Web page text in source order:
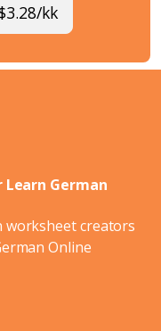
kk
Learn German
worksheet creators
Online